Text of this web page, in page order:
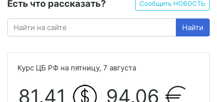
Есть что рассказать? Сообщить НОВОСТЬ
Найти
Курс ЦБ РФ на пятницу, 7 августа
81.41 94.06